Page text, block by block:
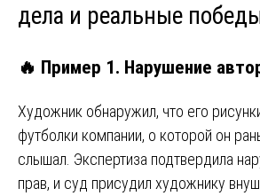
дела и реальные
🔥 Пример 1. Нарушение
Художник обнаружил, что его
футболки компании, о которой он
слышал. Экспертиза подтвердила
прав, и суд присудил художнику